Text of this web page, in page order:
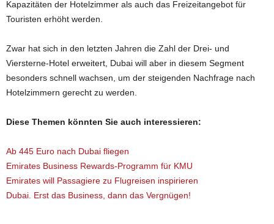
Kapazitäten der Hotelzimmer als auch das Freizeitangebot für
Touristen erhöht werden.
Zwar hat sich in den letzten Jahren die Zahl der Drei- und
Viersterne-Hotel erweitert, Dubai will aber in diesem Segment
besonders schnell wachsen, um der steigenden Nachfrage nach
Hotelzimmern gerecht zu werden.
Diese Themen könnten Sie auch interessieren:
Ab 445 Euro nach Dubai fliegen
Emirates Business Rewards-Programm für KMU
Emirates will Passagiere zu Flugreisen inspirieren
Dubai. Erst das Business, dann das Vergnügen!